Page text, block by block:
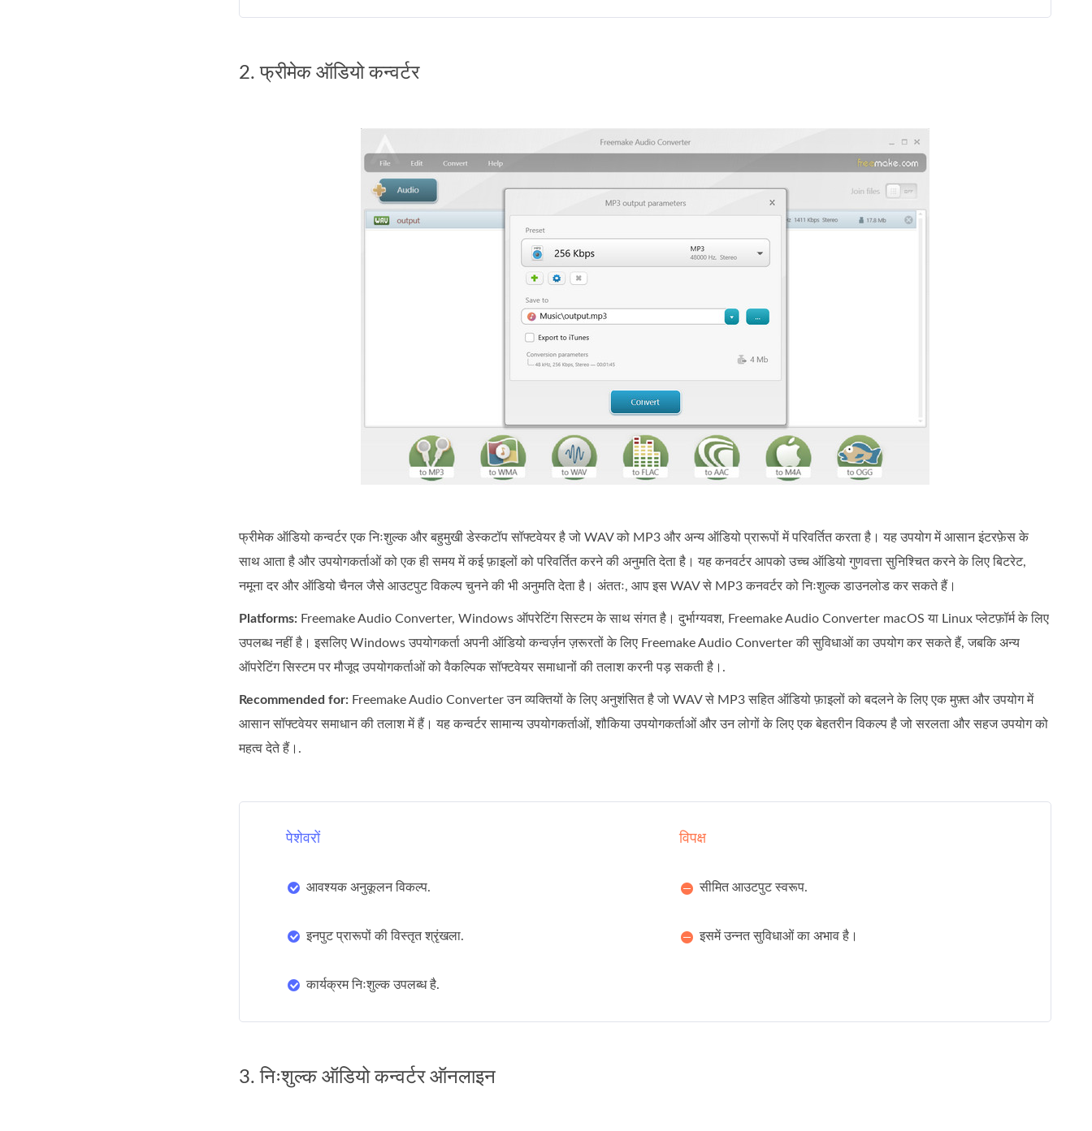
2. फ्रीमेक ऑडियो कन्वर्टर
फ्रीमेक ऑडियो कन्वर्टर एक निःशुल्क और बहुमुखी डेस्कटॉप सॉफ्टवेयर है जो WAV को MP3 और अन्य ऑडियो प्रारूपों में परिवर्तित करता है। यह उपयोग में आसान इंटरफ़ेस के
साथ आता है और उपयोगकर्ताओं को एक ही समय में कई फ़ाइलों को परिवर्तित करने की अनुमति देता है। यह कनवर्टर आपको उच्च ऑडियो गुणवत्ता सुनिश्चित करने के लिए बिटरेट,
नमूना दर और ऑडियो चैनल जैसे आउटपुट विकल्प चुनने की भी अनुमति देता है। अंततः, आप इस WAV से MP3 कनवर्टर को निःशुल्क डाउनलोड कर सकते हैं।
Platforms: Freemake Audio Converter, Windows ऑपरेटिंग सिस्टम के साथ संगत है। दुर्भाग्यवश, Freemake Audio Converter macOS या Linux प्लेटफ़ॉर्म के लिए
उपलब्ध नहीं है। इसलिए Windows उपयोगकर्ता अपनी ऑडियो कन्वर्ज़न ज़रूरतों के लिए Freemake Audio Converter की सुविधाओं का उपयोग कर सकते हैं, जबकि अन्य
ऑपरेटिंग सिस्टम पर मौजूद उपयोगकर्ताओं को वैकल्पिक सॉफ्टवेयर समाधानों की तलाश करनी पड़ सकती है।.
Recommended for: Freemake Audio Converter उन व्यक्तियों के लिए अनुशंसित है जो WAV से MP3 सहित ऑडियो फ़ाइलों को बदलने के लिए एक मुफ़्त और उपयोग में
आसान सॉफ्टवेयर समाधान की तलाश में हैं। यह कन्वर्टर सामान्य उपयोगकर्ताओं, शौकिया उपयोगकर्ताओं और उन लोगों के लिए एक बेहतरीन विकल्प है जो सरलता और सहज उपयोग को
महत्व देते हैं।.
पेशेवरों
आवश्यक अनुकूलन विकल्प.
इनपुट प्रारूपों की विस्तृत श्रृंखला.
कार्यक्रम निःशुल्क उपलब्ध है.
विपक्ष
सीमित आउटपुट स्वरूप.
इसमें उन्नत सुविधाओं का अभाव है।
3. निःशुल्क ऑडियो कन्वर्टर ऑनलाइन